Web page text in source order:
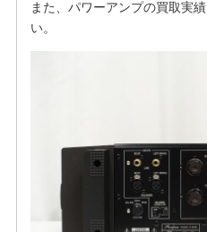
また、パワーアンプの買取実
い。